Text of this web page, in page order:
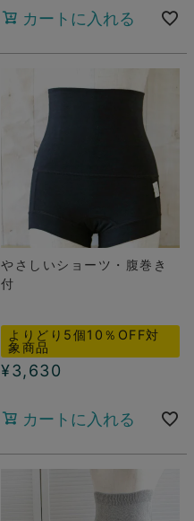
カートに入れる
やさしいショーツ・腹巻き
付
よりどり5個10％OFF対
象商品
¥3,630
カートに入れる